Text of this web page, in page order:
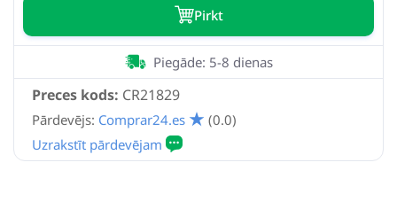
Pirkt
Preces kods: CR21829
Piegāde: 5-8 dienas
Pārdevējs: Comprar24.es (0.0)